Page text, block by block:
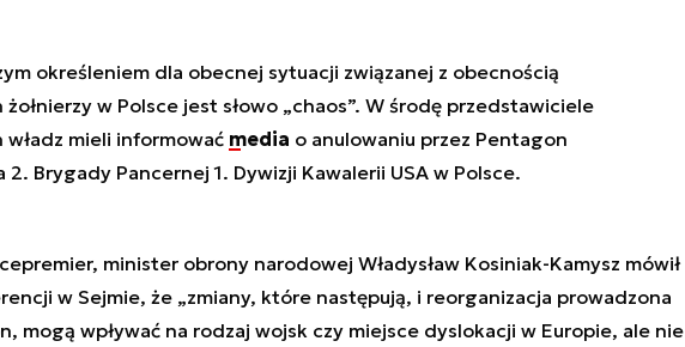
określeniem dla obecnej sytuacji związanej z obecnością
w Polsce jest słowo „chaos”. W środę przedstawiciele
władz mieli informować media o anulowaniu przez Pentagon
2. Brygady Pancernej 1. Dywizji Kawalerii USA w Polsce.
minister obrony narodowej Władysław Kosiniak-Kamysz mówił
w Sejmie, że „zmiany, które następują, i reorganizacja prowadzona
mogą wpływać na rodzaj wojsk czy miejsce dyslokacji w Europie, ale nie